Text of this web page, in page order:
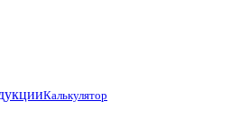
Калькулятор